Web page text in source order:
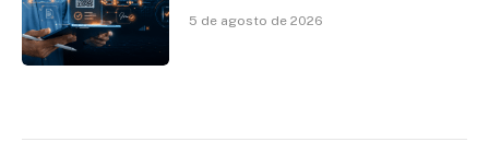
5 de agosto de 2026